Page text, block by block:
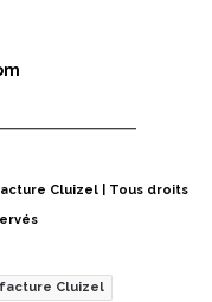
Cluizel | Tous droits
Cluizel